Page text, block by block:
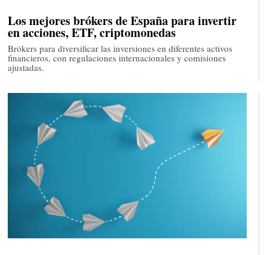
Los mejores brókers de España para invertir
en acciones, ETF, criptomonedas
Brókers para diversificar las inversiones en diferentes activos
financieros, con regulaciones internacionales y comisiones
ajustadas.